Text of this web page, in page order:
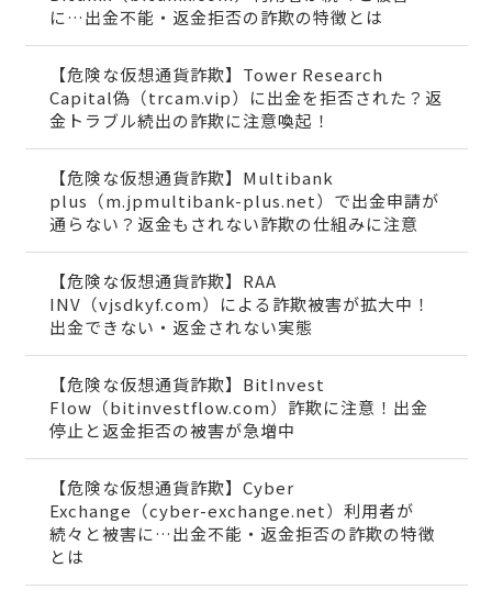
に…出金不能・返金拒否の詐欺の特徴とは
【危険な仮想通貨詐欺】Tower Research
Capital偽（trcam.vip）に出金を拒否された？返
金トラブル続出の詐欺に注意喚起！
【危険な仮想通貨詐欺】Multibank
plus（m.jpmultibank-plus.net）で出金申請が
通らない？返金もされない詐欺の仕組みに注意
【危険な仮想通貨詐欺】RAA
INV（vjsdkyf.com）による詐欺被害が拡大中！
出金できない・返金されない実態
【危険な仮想通貨詐欺】BitInvest
Flow（bitinvestflow.com）詐欺に注意！出金
停止と返金拒否の被害が急増中
【危険な仮想通貨詐欺】Cyber
Exchange（cyber-exchange.net）利用者が
続々と被害に…出金不能・返金拒否の詐欺の特徴
とは